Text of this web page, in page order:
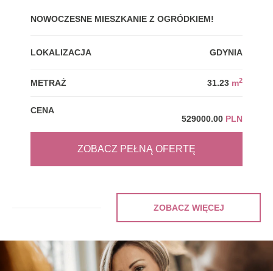
NOWOCZESNE MIESZKANIE Z OGRÓDKIEM!
LOKALIZACJA GDYNIA
METRAŻ 31.23 m2
CENA
529000.00 PLN
ZOBACZ PEŁNĄ OFERTĘ
ZOBACZ WIĘCEJ